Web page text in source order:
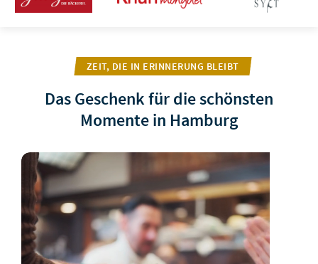
ZEIT, DIE IN ERINNERUNG BLEIBT
Das Geschenk für die schönsten
Momente in Hamburg